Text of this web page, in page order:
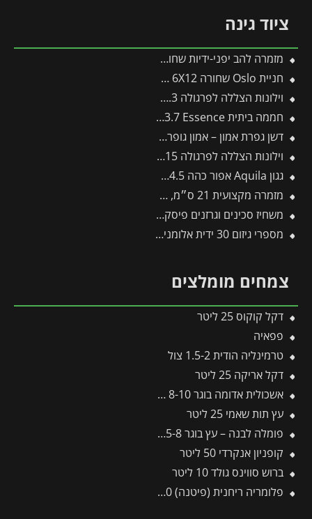
ציוד גינה
מזמרה להב יפני-ידיות שחורות (205mm) קו CUT
חניית Oslo שחורה 6X12 מבית פלרם – Canopia
וילונות הצללה לפרגולה 3X7.3 מבית פלרם – Canopia
חממה ביתית 2.4X3.7 Essence מבית פלרם – Canopia
דשן גפרת אמון – אמון גופרתי – 1 ק"ג
וילונות הצללה לפרגולה 3X9.15 מבית פלרם – Canopia
גגון Aquila אפור כהה 0.9X4.5 מבית פלרם – Canopia
מזמרה מקצועית 21 ס״מ, להב בציפוי כרום – תבור
משחיז סכינים וגרזנים פיסקארס
מספרי גיזום 30 ידית אלומניום W-30 -תבור
צמחים מומלצים
דקל קוקוס 25 ליטר
פפאיה
טרמינליה הודית 1.5-2 צול
דקל אריקה 25 ליטר
אשכולית אדומה בוגר 8-10 צול
עץ תות שאמי 25 ליטר
פומלה לבנה – עץ בוגר 5-8 צול
קופניון אנקרדי 50 ליטר
ברוש סווינס גולד 10 ליטר
פלומריה ריחנית (פיטנה) 50 ליטר